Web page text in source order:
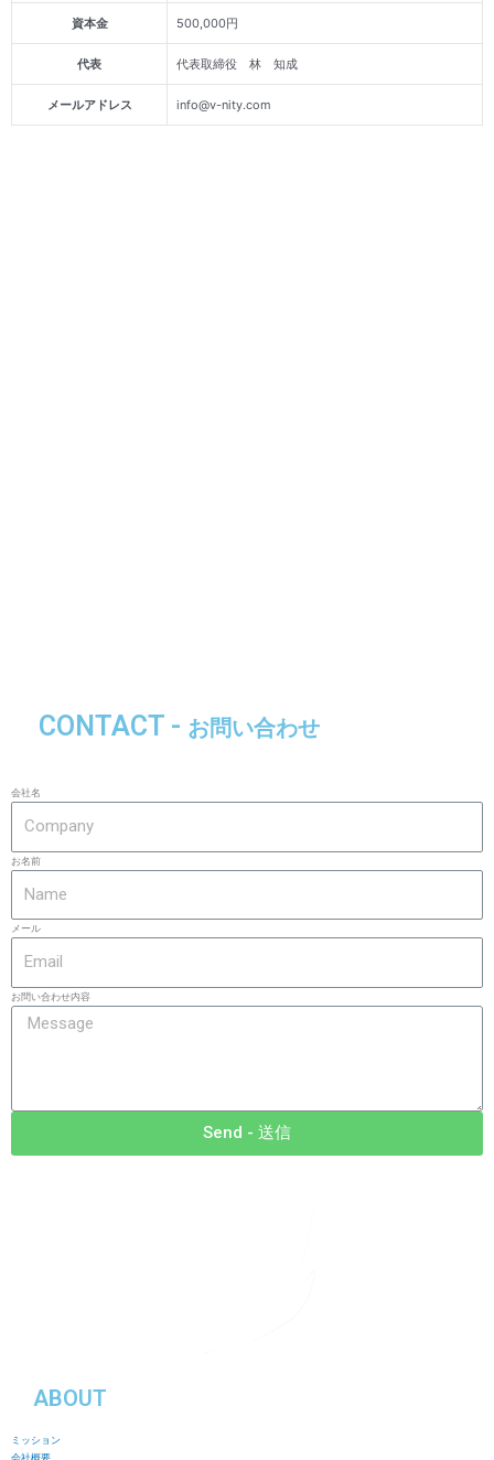
資本金 500,000円
代表 代表取締役 林 知成
メールアドレス info@v-nity.com
CONTACT - お問い合わせ
会社名
お名前
メール
お問い合わせ内容
Send - 送信
ABOUT
ミッション
会社概要